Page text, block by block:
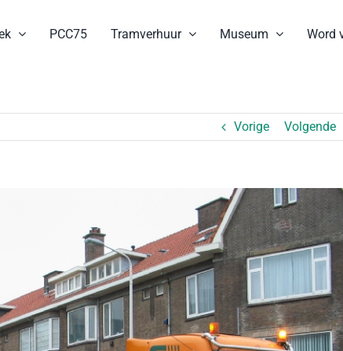
PCC75 Tramverhuur Museum Word
Vorige Volgende